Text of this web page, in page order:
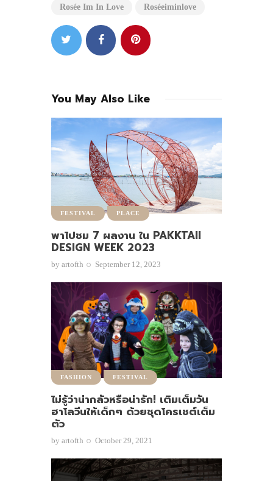
Rosée Im In Love Roséeiminlove
You May Also Like
FESTIVAL PLACE
พาไปชม 7 ผลงาน ใน PAKKTAII
DESIGN WEEK 2023
by artofth September 12, 2023
FASHION FESTIVAL
ไม่รู้ว่าน่ากลัวหรือน่ารัก! เติมเต็มวัน
ฮาโลวีนให้เด็กๆ ด้วยชุดโครเชต์เต็ม
ตัว
by artofth October 29, 2021